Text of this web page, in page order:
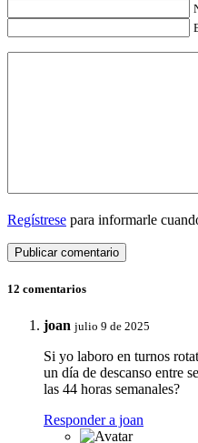
Regístrese para informarle
12 comentarios
joan julio 9 de 2025
Si yo laboro en turnos
un día de descanso entre
las 44 horas semanales?
Responder a joan